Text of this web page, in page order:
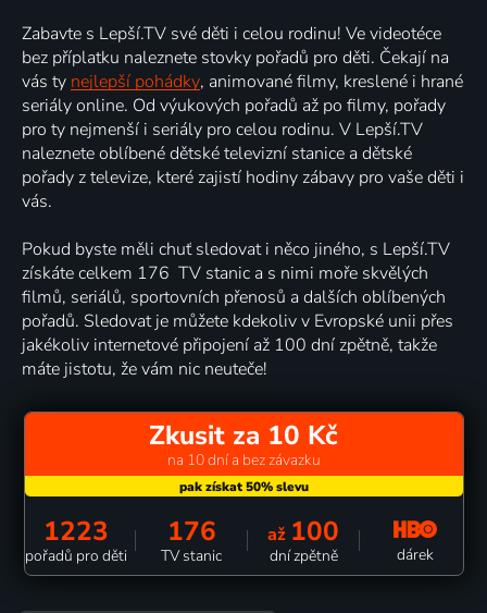
Zabavte s Lepší.TV své děti i celou rodinu! Ve videotéce
bez příplatku naleznete stovky pořadů pro děti. Čekají na
vás ty nejlepší pohádky, animované filmy, kreslené i hrané
seriály online. Od výukových pořadů až po filmy, pořady
pro ty nejmenší i seriály pro celou rodinu. V Lepší.TV
naleznete oblíbené dětské televizní stanice a dětské
pořady z televize, které zajistí hodiny zábavy pro vaše děti i
vás.
Pokud byste měli chuť sledovat i něco jiného, s Lepší.TV
získáte celkem 176 TV stanic a s nimi moře skvělých
filmů, seriálů, sportovních přenosů a dalších oblíbených
pořadů. Sledovat je můžete kdekoliv v Evropské unii přes
jakékoliv internetové připojení až 100 dní zpětně, takže
máte jistotu, že vám nic neuteče!
Zkusit za 10 Kč
na 10 dní a bez závazku
1223
pořadů pro děti
176
TV stanic
až 100
dní zpětně dárek